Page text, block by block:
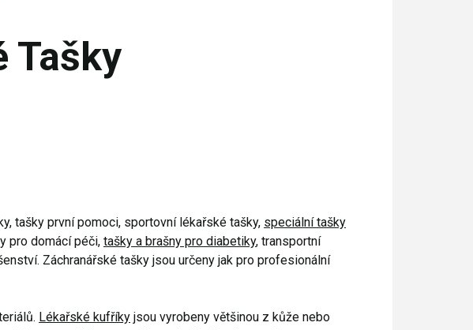
Tašky
tašky první pomoci, sportovní lékařské tašky, speciální tašky
pro domácí péči, tašky a brašny pro diabetiky, transportní
Záchranářské tašky jsou určeny jak pro profesionální
Lékařské kufříky jsou vyrobeny většinou z kůže nebo